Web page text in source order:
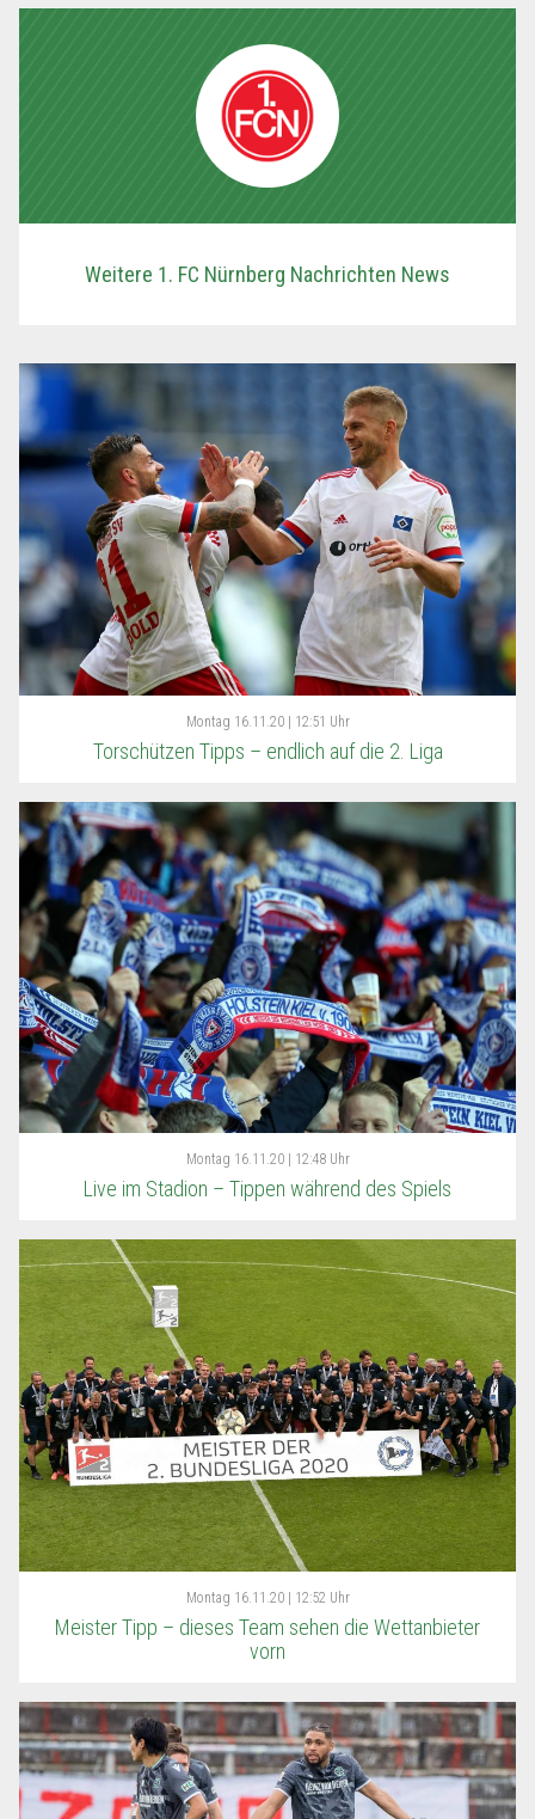
Weitere 1. FC Nürnberg Nachrichten News
Montag 16.11.20 | 12:51 Uhr
Torschützen Tipps – endlich auf die 2. Liga
Montag 16.11.20 | 12:48 Uhr
Live im Stadion – Tippen während des Spiels
Montag 16.11.20 | 12:52 Uhr
Meister Tipp – dieses Team sehen die Wettanbieter
vorn